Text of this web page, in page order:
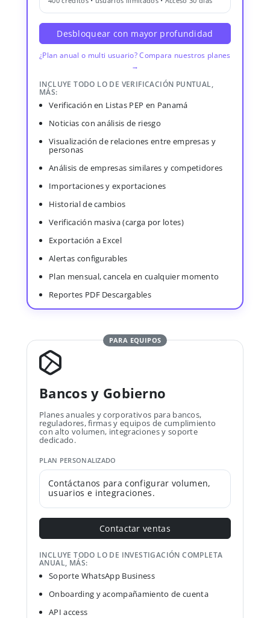
Desbloquear con mayor profundidad
¿Plan anual o multi usuario? Compara nuestros planes
→
INCLUYE TODO LO DE VERIFICACIÓN PUNTUAL,
MÁS:
Verificación en Listas PEP en Panamá
Noticias con análisis de riesgo
Visualización de relaciones entre empresas y
personas
Análisis de empresas similares y competidores
Importaciones y exportaciones
Historial de cambios
Verificación masiva (carga por lotes)
Exportación a Excel
Alertas configurables
Plan mensual, cancela en cualquier momento
Reportes PDF Descargables
PARA EQUIPOS
Bancos y Gobierno
Planes anuales y corporativos para bancos,
reguladores, firmas y equipos de cumplimiento
con alto volumen, integraciones y soporte
dedicado.
PLAN PERSONALIZADO
Contáctanos para configurar volumen,
usuarios e integraciones.
Contactar ventas
INCLUYE TODO LO DE INVESTIGACIÓN COMPLETA
ANUAL, MÁS:
Soporte WhatsApp Business
Onboarding y acompañamiento de cuenta
API access